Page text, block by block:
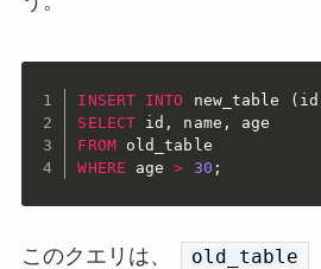
INSERT INTO new_table ( id
SELECT id , name ,
FROM
WHERE age > 30 ;
このクエリは、 old_table